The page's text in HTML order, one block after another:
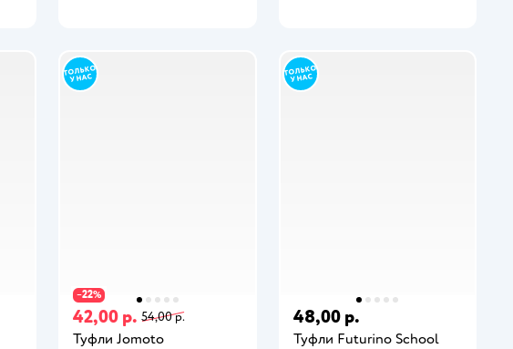
−22%
42,00 р. 54,00 р.
Туфли Jomoto
48,00 р.
Туфли Futurino School